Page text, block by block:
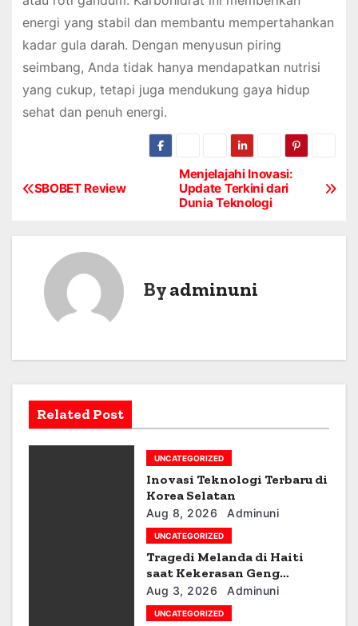
energi yang stabil dan membantu mempertahankan
kadar gula darah. Dengan menyusun piring
seimbang, Anda tidak hanya mendapatkan nutrisi
yang cukup, tetapi juga mendukung gaya hidup
sehat dan penuh energi.
P
i
g
Menjelajahi Inovasi:
Update Terkini dari
Dunia Teknologi
SBOBET Review
Byadminuni
Related Post
UNCATEGORIZED
Inovasi Teknologi Terbaru di
Korea Selatan
Aug 8, 2026 Adminuni
UNCATEGORIZED
Tragedi Melanda di Haiti
saat Kekerasan Geng
Meningkat
Aug 3, 2026 Adminuni
UNCATEGORIZED